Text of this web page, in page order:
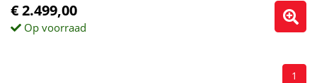
€ 2.499,00
Op voorraad
1